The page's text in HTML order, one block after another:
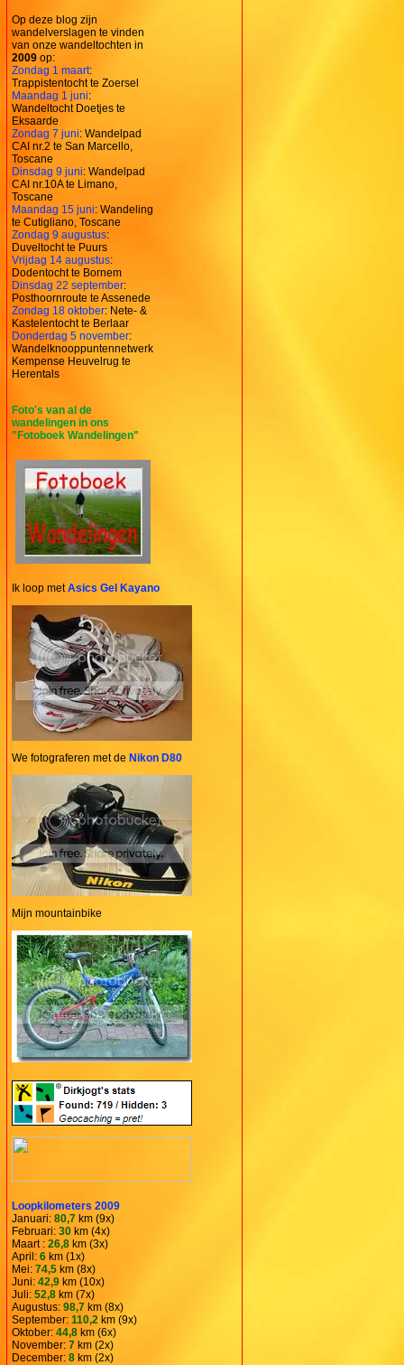
Op deze blog zijn
wandelverslagen te vinden
van onze wandeltochten in
2009 op:
Zondag 1 maart:
Trappistentocht te Zoersel
Maandag 1 juni:
Wandeltocht Doetjes te
Eksaarde
Zondag 7 juni: Wandelpad
CAI nr.2 te San Marcello,
Toscane
Dinsdag 9 juni: Wandelpad
CAI nr.10A te Limano,
Toscane
Maandag 15 juni: Wandeling
te Cutigliano, Toscane
Zondag 9 augustus:
Duveltocht te Puurs
Vrijdag 14 augustus:
Dodentocht te Bornem
Dinsdag 22 september:
Posthoornroute te Assenede
Zondag 18 oktober: Nete- &
Kastelentocht te Berlaar
Donderdag 5 november:
Wandelknooppuntennetwerk
Kempense Heuvelrug te
Herentals
Foto's van al de
wandelingen in ons
"Fotoboek Wandelingen"
Ik loop metAsics Gel Kayano
We fotograferen met de Nikon D80
Mijn mountainbike
Loopkilometers 2009
Januari: 80,7 km (9x)
Februari: 30 km (4x)
Maart : 26,8 km (3x)
April: 6 km (1x)
Mei: 74,5 km (8x)
Juni: 42,9 km (10x)
Juli: 52,8 km (7x)
Augustus: 98,7 km (8x)
September: 110,2 km (9x)
Oktober: 44,8 km (6x)
November: 7 km (2x)
December: 8 km (2x)